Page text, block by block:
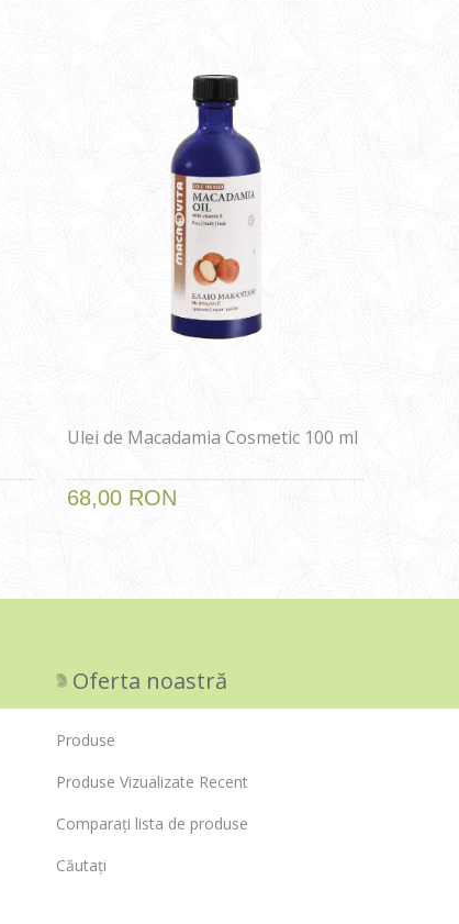
Ulei de Macadamia Cosmetic 100 ml
68,00 RON
Oferta noastră
Produse
Produse Vizualizate Recent
Comparați lista de produse
Căutați